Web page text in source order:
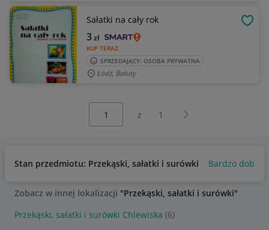
Sałatki na cały rok
KUP TERAZ
3zł
SPRZEDAJĄCY: OSOBA PRYWATNA
Łódź, Bałuty
z 1 Następna strona
Stan przedmiotu: Przekąski, sałatki i surówki Bardzo dobry
Zobacz w innej lokalizacji "Przekąski, sałatki i surówki"
Przekąski, sałatki i surówki Chlewiska (6)